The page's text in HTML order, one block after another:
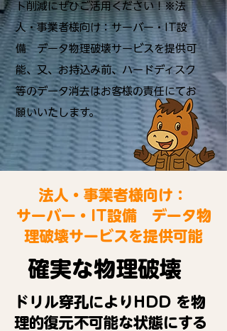
ト削減にぜひご活用ください！※法
人・事業者様向け：サーバー・IT設
備 データ物理破壊サービスを提供可
能、又、お持込み前、ハードディスク
等のデータ消去はお客様の責任にてお
願いいたします。
法人・事業者様向け：
サーバー・IT設備 データ物
理破壊サービスを提供可能
確実な物理破壊
ドリル穿孔によりHDD を物
理的復元不可能な状態にする